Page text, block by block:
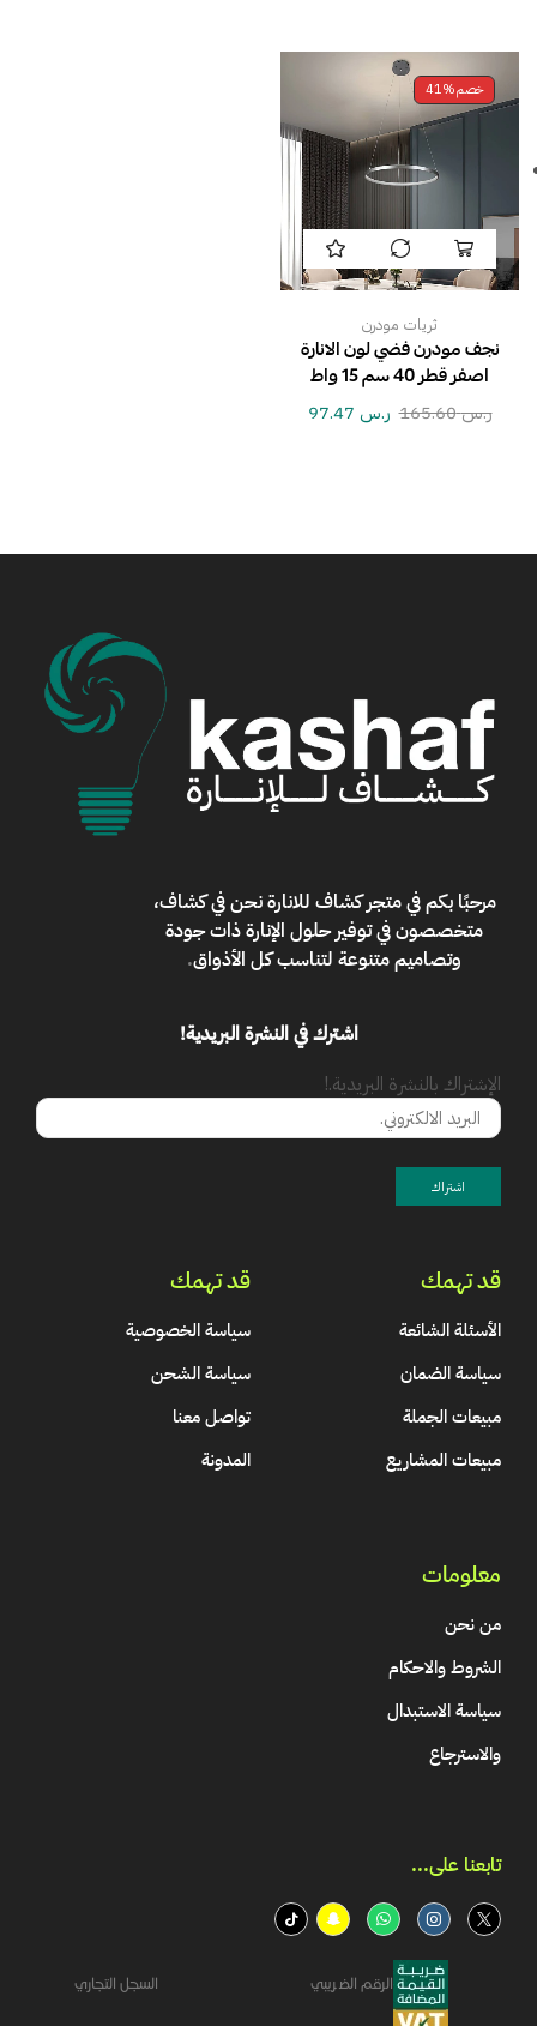
خصم41%
ثريات مودرن
نجف مودرن فضي لون الانارة
اصفر قطر 40 سم 15 واط
ر.س165.60 ر.س
مرحبًا بكم فيمتجر كشاف للانارةنحن في كشاف،
متخصصون في توفير حلول الإنارة ذات جودة
وتصاميم متنوعة لتناسب كل الأذواق.
اشترك في النشرة البريدية!
الإشتراك بالنشرة البريدية.!
قد تهمك
الأسئلة الشائعة
سياسة الضمان
مبيعات الجملة
مبيعات المشاريع
قد تهمك
سياسة الخصوصية
سياسة الشحن
تواصل معنا
المدونة
معلومات
من نحن
الشروط والاحكام
سياسة الاستبدال
والاسترجاع
تابعنا على...​
الرقم الضريبي السجل التجاري